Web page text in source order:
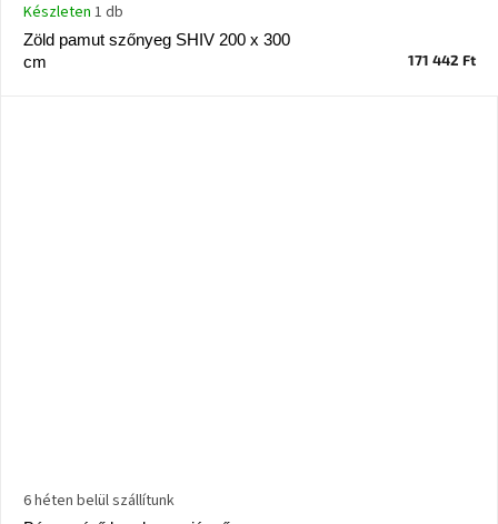
Zöld pamut szőnyeg SHIV 200 x 300
cm
Készleten 1 db
171 442 Ft
6 héten belül szállítunk